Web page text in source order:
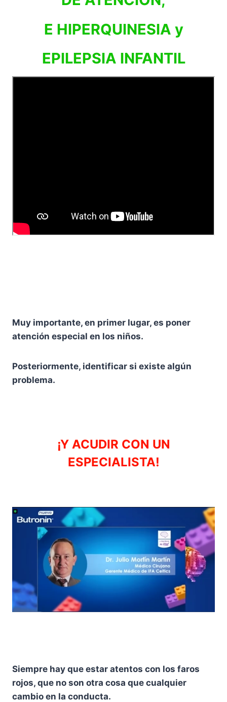
E HIPERQUINESIA y
EPILEPSIA INFANTIL
Muy importante, en primer lugar, es poner
atención especial en los niños.
Posteriormente, identificar si existe algún
problema.
¡Y ACUDIR CON UN
ESPECIALISTA!
Siempre hay que estar atentos con los faros
rojos, que no son otra cosa que cualquier
cambio en la conducta.